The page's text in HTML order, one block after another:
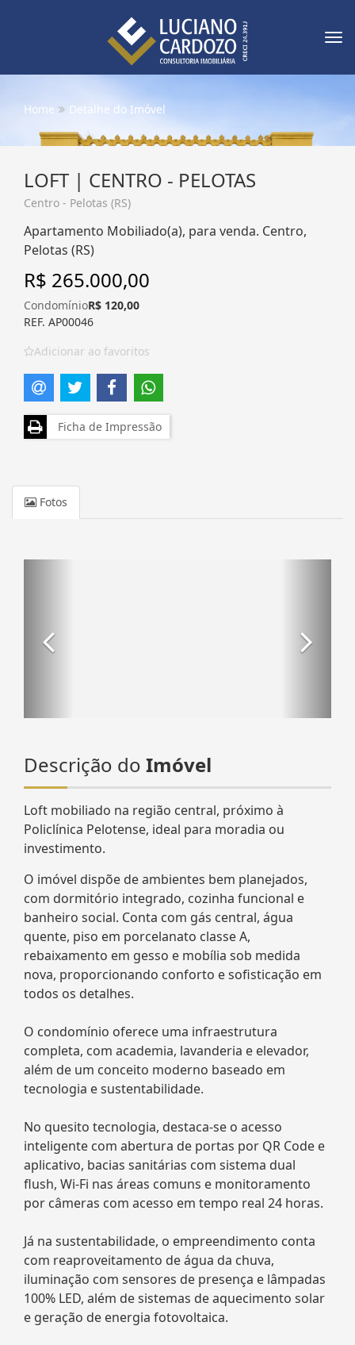
Home Detalhe do Imóvel
LOFT | CENTRO - PELOTAS
Centro - Pelotas (RS)
Apartamento Mobiliado(a), para venda. Centro,
Pelotas (RS)
R$ 265.000,00
CondomínioR$ 120,00
REF. AP00046
Adicionar ao favoritos
Ficha de Impressão
Fotos
Descrição do Imóvel
Loft mobiliado na região central, próximo à
Policlínica Pelotense, ideal para moradia ou
investimento.
O imóvel dispõe de ambientes bem planejados,
com dormitório integrado, cozinha funcional e
banheiro social. Conta com gás central, água
quente, piso em porcelanato classe A,
rebaixamento em gesso e mobília sob medida
nova, proporcionando conforto e sofisticação em
todos os detalhes.
O condomínio oferece uma infraestrutura
completa, com academia, lavanderia e elevador,
além de um conceito moderno baseado em
tecnologia e sustentabilidade.
No quesito tecnologia, destaca-se o acesso
inteligente com abertura de portas por QR Code e
aplicativo, bacias sanitárias com sistema dual
flush, Wi-Fi nas áreas comuns e monitoramento
por câmeras com acesso em tempo real 24 horas.
Já na sustentabilidade, o empreendimento conta
com reaproveitamento de água da chuva,
iluminação com sensores de presença e lâmpadas
100% LED, além de sistemas de aquecimento solar
e geração de energia fotovoltaica.